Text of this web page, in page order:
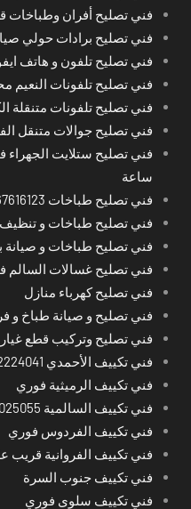
فني تصليح أفران
فني تصليح برادات حولي
فني تصليح تلفون و هاتف
فني تصليح تلفونات النعيم
فني تصليح تلفونات متنقلة
فني تصليح جوالات متنقل
ساعة
فني تصليح طباخات 67616123 الكويت
فني تصليح طباخات و
فني تصليح طباخات و صيانة
فني تصليح غسالات السالم
فني تصليح كهرباء منازل
فني تصليح و صيانة طباخ و
فني تصليح وتركيب قطع
فني تكييف الأحمدي 62224041
فني تكييف الرميثية فوري
فني تكييف السالمية 98025055 فوري
فني تكييف الفردوس فوري
فني تكييف الفروانية قريب
فني تكييف جنوب السرة
فني تكييف سلوى فوري